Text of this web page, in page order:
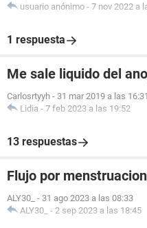
usuario anónimo - 7 nov 2022 a
1 respuesta
Me sale liquido del
Carlosrtyyh - 31 mar 2019 a las 16:31
Lidia - 7 feb 2023 a las 19:52
13 respuestas
Flujo por
ALY30_ - 31 ago 2023 a las 08:33
ALY30_ - 2 sep 2023 a las 18:45